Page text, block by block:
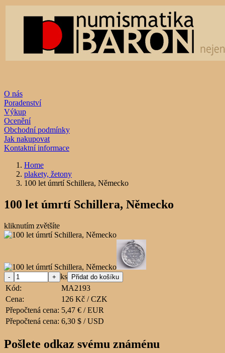
O nás
Poradenství
Výkup
Ocenění
Obchodní podmínky
Jak nakupovat
Kontaktní informace
Home
plakety, žetony
100 let úmrtí Schillera, Německo
100 let úmrtí Schillera, Německo
kliknutím zvětšíte
ks
Kód:
MA2193
Cena:
126 Kč / CZK
Přepočtená cena: 5,47 € / EUR
Přepočtená cena: 6,30 $ / USD
Pošlete odkaz svému známénu